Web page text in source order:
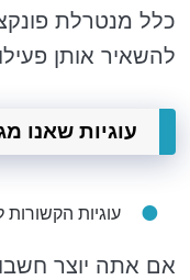
כלל מנטרלת
להשאיר אותן
עוגיות שאנו
עוגיות
אם אתה יוצר